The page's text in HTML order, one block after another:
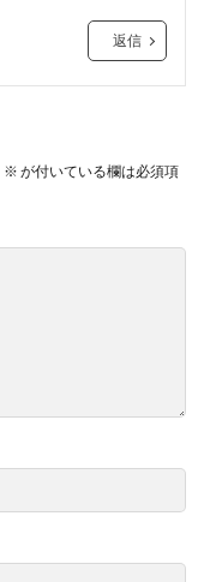
返信
※ が付いている欄は必須項